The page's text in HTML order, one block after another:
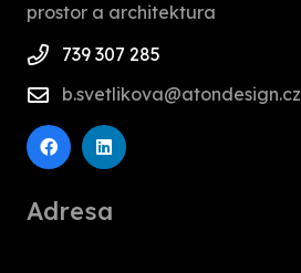
prostor a architektura
739 307 285
b.svetlikova@atondesign.cz
Adresa